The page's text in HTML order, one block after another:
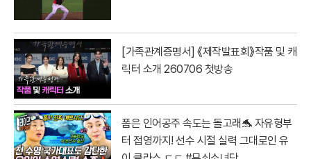
[가족관계증명서] 《제작발표회》작품 및 캐
릭터 소개 260706 첫방송
폼은 인어공주 속도는 돌고래🐬 자유형부
터 접영까지! 선수 시절 실력 그대로인 유